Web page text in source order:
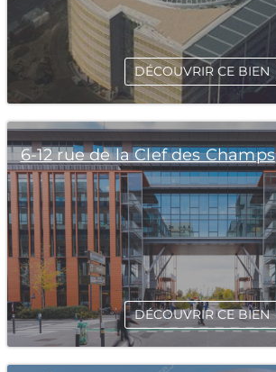
DÉCOUVRIR CE BIEN
6-12 rue de la Clef des Champs
DÉCOUVRIR CE BIEN